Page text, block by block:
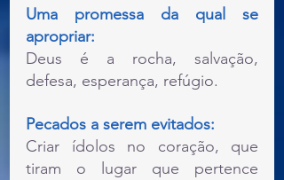
Uma promessa da qual se
apropriar:
Deus é a rocha, salvação,
defesa, esperança, refúgio.
Pecados a serem evitados:
Criar ídolos no coração, que
tiram o lugar que pertence